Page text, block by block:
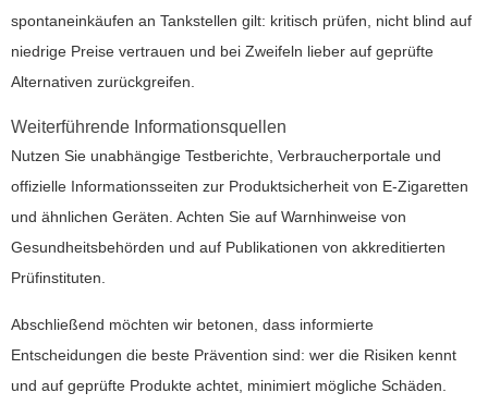
spontaneinkäufen an Tankstellen gilt: kritisch prüfen, nicht blind auf
niedrige Preise vertrauen und bei Zweifeln lieber auf geprüfte
Alternativen zurückgreifen.
Weiterführende Informationsquellen
Nutzen Sie unabhängige Testberichte, Verbraucherportale und
offizielle Informationsseiten zur Produktsicherheit von E-Zigaretten
und ähnlichen Geräten. Achten Sie auf Warnhinweise von
Gesundheitsbehörden und auf Publikationen von akkreditierten
Prüfinstituten.
Abschließend möchten wir betonen, dass informierte
Entscheidungen die beste Prävention sind: wer die Risiken kennt
und auf geprüfte Produkte achtet, minimiert mögliche Schäden.